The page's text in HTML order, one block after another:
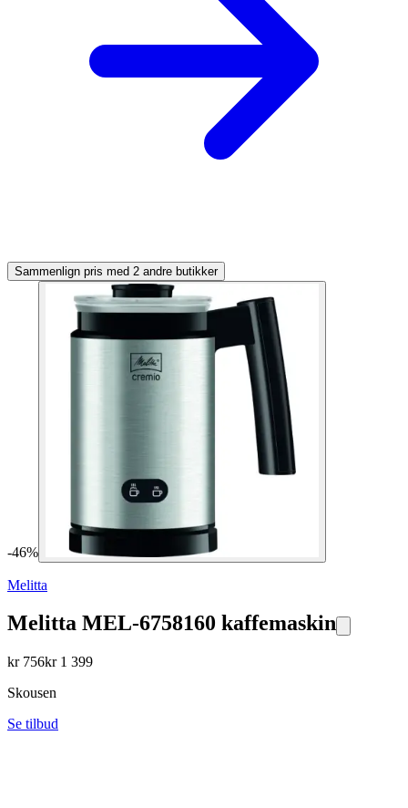
Sammenlign pris med 2 andre butikker
-46%
Melitta
Melitta MEL-6758160 kaffemaskin
kr 756kr 1 399
Skousen
Se tilbud